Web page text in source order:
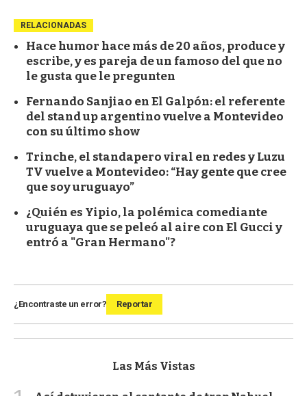
RELACIONADAS
Hace humor hace más de 20 años, produce y
escribe, y es pareja de un famoso del que no
le gusta que le pregunten
Fernando Sanjiao en El Galpón: el referente
del stand up argentino vuelve a Montevideo
con su último show
Trinche, el standapero viral en redes y Luzu
TV vuelve a Montevideo: “Hay gente que cree
que soy uruguayo”
¿Quién es Yipio, la polémica comediante
uruguaya que se peleó al aire con El Gucci y
entró a "Gran Hermano"?
¿Encontraste un error? Reportar
Las Más Vistas